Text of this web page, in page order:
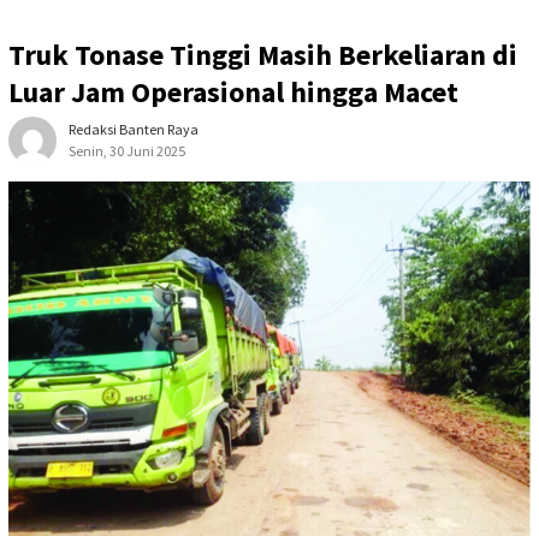
Truk Tonase Tinggi Masih Berkeliaran di
Luar Jam Operasional hingga Macet
Redaksi Banten Raya
Senin, 30 Juni 2025